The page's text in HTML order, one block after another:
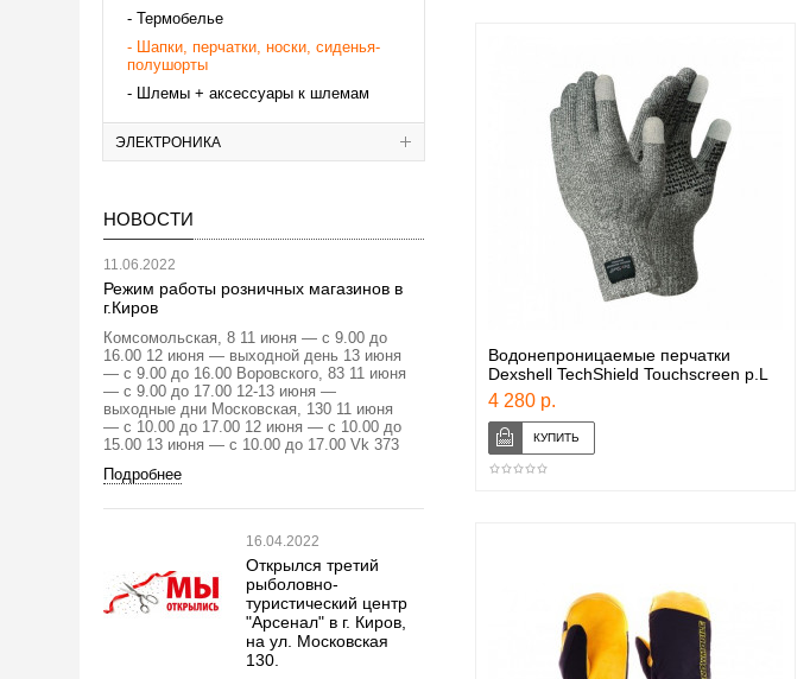
Термобелье
Шапки, перчатки, носки, сиденья-
полушорты
Шлемы + аксессуары к шлемам
ЭЛЕКТРОНИКА
НОВОСТИ
11.06.2022
Режим работы розничных магазинов в
г.Киров
Комсомольская, 8 11 июня — с 9.00 до
16.00 12 июня — выходной день 13 июня
— с 9.00 до 16.00 Воровского, 83 11 июня
— с 9.00 до 17.00 12-13 июня —
выходные дни Московская, 130 11 июня
— с 10.00 до 17.00 12 июня — с 10.00 до
15.00 13 июня — с 10.00 до 17.00 Vk 373
Подробнее
16.04.2022
Открылся третий
рыболовно-
туристический центр
"Арсенал" в г. Киров,
на ул. Московская
130.
Водонепроницаемые перчатки
Dexshell TechShield Touchscreen p.L
4 280 р.